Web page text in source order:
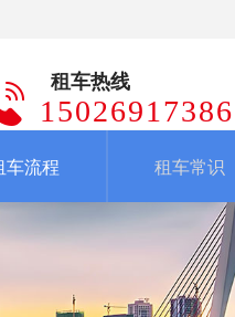
租车热线
15026917386
车流程 租车常识